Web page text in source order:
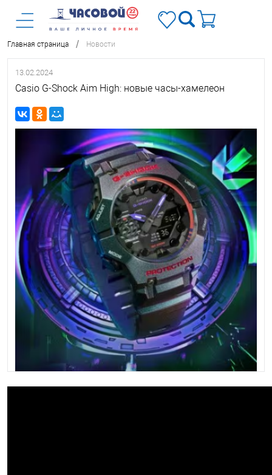
Главная страница / Новости
13.02.2024
Casio G-Shock Aim High: новые часы-хамелеон